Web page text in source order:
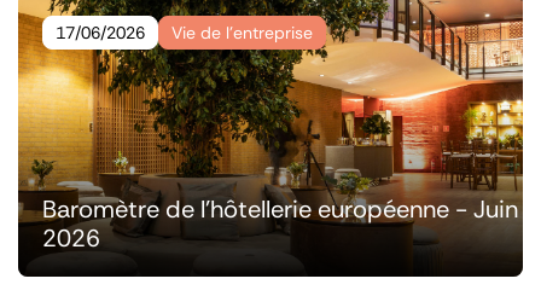
17/06/2026 Vie de l’entreprise
Baromètre de l'hôtellerie européenne - Juin
2026